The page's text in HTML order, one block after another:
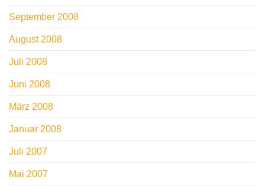
September 2008
August 2008
Juli 2008
Juni 2008
März 2008
Januar 2008
Juli 2007
Mai 2007